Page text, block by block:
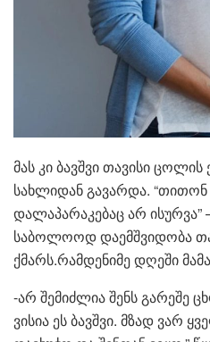
მას კი ბავშვი თავისი
სახლიდან გავარდა.
დალაპარაკებაც არ ისურვა”
საბოლოოდ დაემშვიდობა
ქმარს.რამდენიმე დღეში
-არ შემიძლია შენს გარეშე
ვისია ეს ბავშვი. მზად ვარ